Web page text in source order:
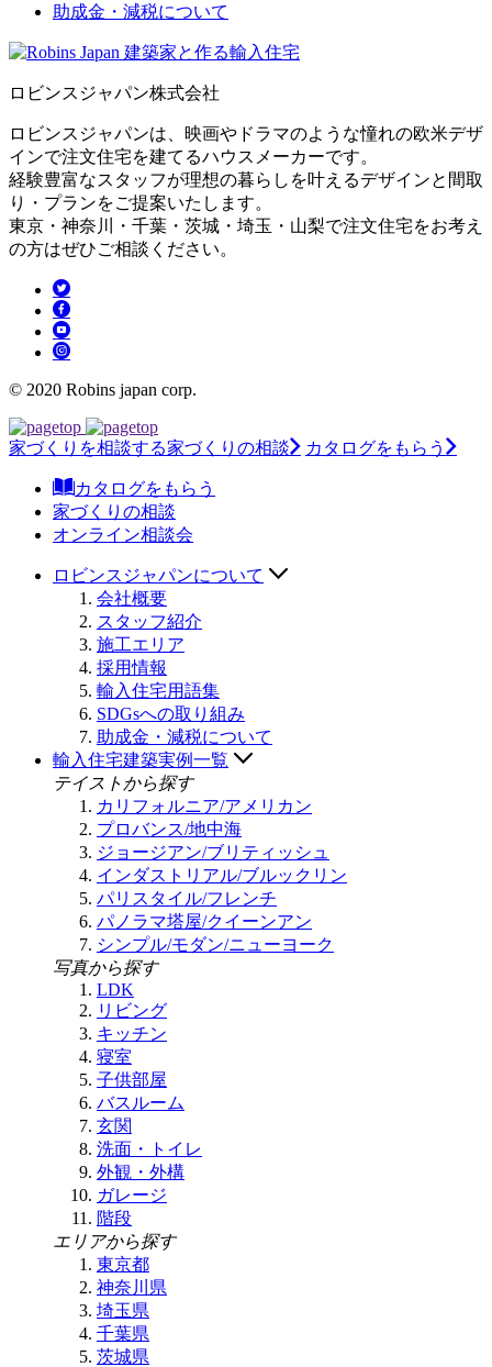
助成金・減税について
ロビンスジャパン株式会社
ロビンスジャパンは、映画やドラマのような憧れの欧米デザ
インで注文住宅を建てるハウスメーカーです。
経験豊富なスタッフが理想の暮らしを叶えるデザインと間取
り・プランをご提案いたします。
東京・神奈川・千葉・茨城・埼玉・山梨で注文住宅をお考え
の方はぜひご相談ください。
© 2020 Robins japan corp.
家づくりを相談する家づくりの相談 カタログをもらう
カタログをもらう
家づくりの相談
オンライン相談会
ロビンスジャパンについて
会社概要
スタッフ紹介
施工エリア
採用情報
輸入住宅用語集
SDGsへの取り組み
助成金・減税について
輸入住宅建築実例一覧
テイストから探す
カリフォルニア/アメリカン
プロバンス/地中海
ジョージアン/ブリティッシュ
インダストリアル/ブルックリン
パリスタイル/フレンチ
パノラマ塔屋/クイーンアン
シンプル/モダン/ニューヨーク
写真から探す
LDK
リビング
キッチン
寝室
子供部屋
バスルーム
玄関
洗面・トイレ
外観・外構
ガレージ
階段
エリアから探す
東京都
神奈川県
埼玉県
千葉県
茨城県